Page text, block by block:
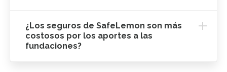
¿Los seguros de SafeLemon son más
costosos por los aportes a las
fundaciones?